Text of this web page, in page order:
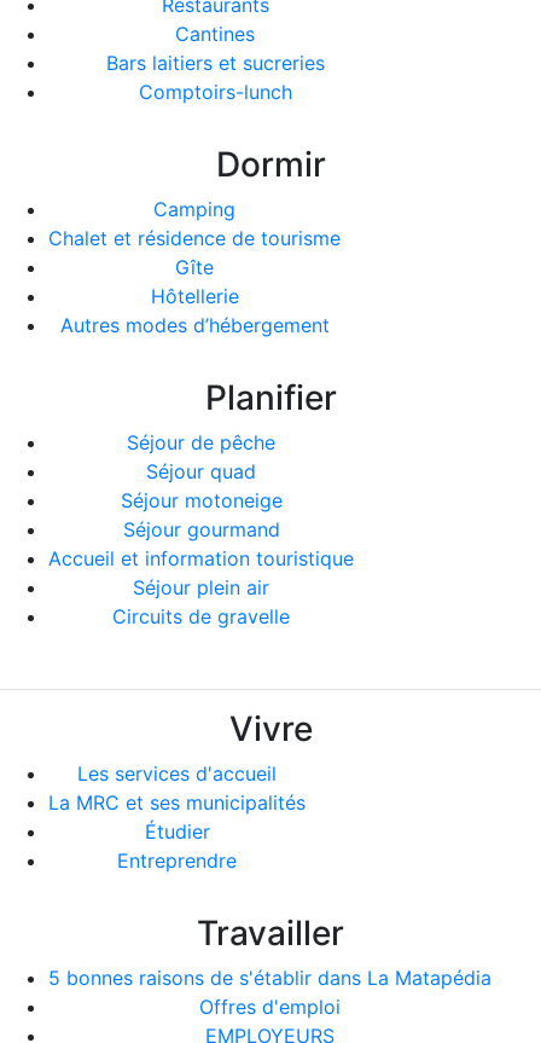
Cantines
Bars laitiers et sucreries
Comptoirs-lunch
Dormir
Camping
Chalet et résidence de tourisme
Gîte
Hôtellerie
Autres modes d’hébergement
Planifier
Séjour de pêche
Séjour quad
Séjour motoneige
Séjour gourmand
Accueil et information touristique
Séjour plein air
Circuits de gravelle
Vivre
Les services d'accueil
La MRC et ses municipalités
Étudier
Entreprendre
Travailler
5 bonnes raisons de s'établir dans La Matapédia
Offres d'emploi
EMPLOYEURS